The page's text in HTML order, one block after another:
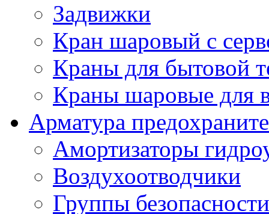
Задвижки
Кран шаровый с
Краны для бытовой
Краны шаровые для
Арматура
Амортизаторы
Воздухоотводчики
Группы безопасности